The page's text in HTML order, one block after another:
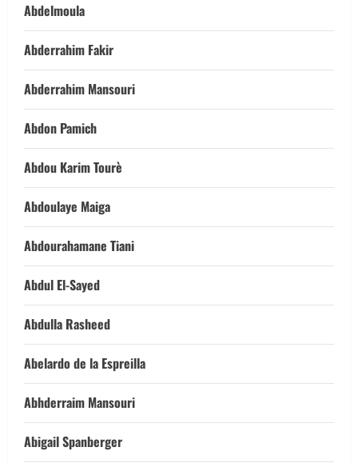
Abdelmoula
Abderrahim Fakir
Abderrahim Mansouri
Abdon Pamich
Abdou Karim Tourè
Abdoulaye Maiga
Abdourahamane Tiani
Abdul El-Sayed
Abdulla Rasheed
Abelardo de la Espreilla
Abhderraim Mansouri
Abigail Spanberger